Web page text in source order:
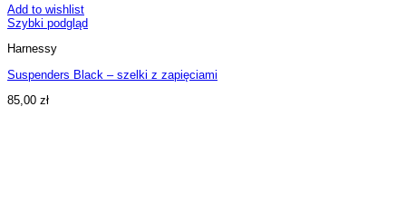
Add to wishlist
Szybki podgląd
Harnessy
Suspenders Black – szelki z zapięciami
85,00 zł